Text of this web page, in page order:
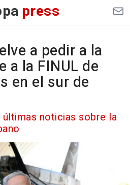
press
a pedir a la
a la FINUL de
en el sur de
noticias sobre la